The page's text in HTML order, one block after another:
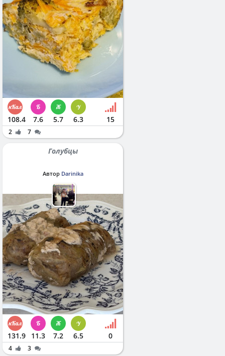
108.4 7.6 5.7 6.3 15
2 7
Голубцы
Автор Darinika
131.9 11.3 7.2 6.5 0
4 3